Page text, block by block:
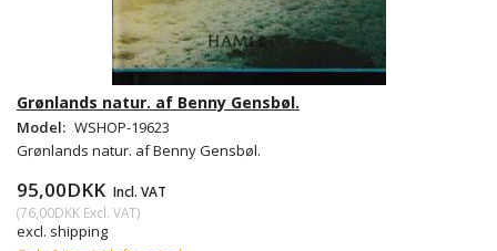
Grønlands natur. af Benny Gensbøl.
Model: WSHOP-19623
Grønlands natur. af Benny Gensbøl.
95,00DKK Incl. VAT
(76,00DKK Excl. VAT)
excl. shipping